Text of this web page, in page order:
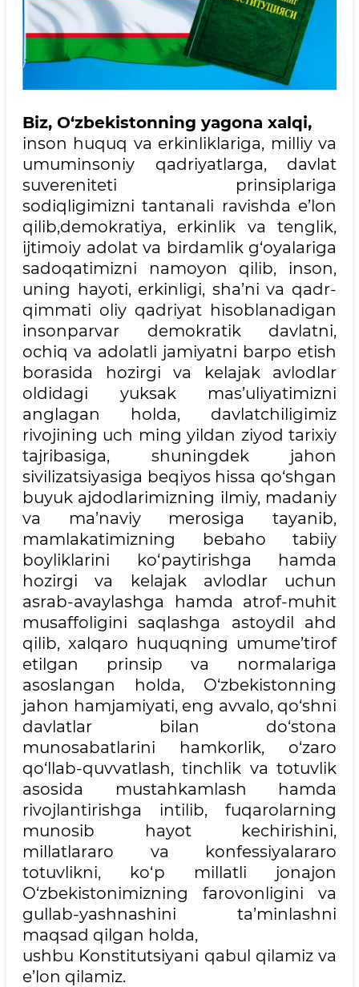
Biz, O‘zbekistonning yagona xalqi,
inson huquq va erkinliklariga, milliy va
umuminsoniy qadriyatlarga, davlat
suvereniteti prinsiplariga
sodiqligimizni tantanali ravishda e’lon
qilib,demokratiya, erkinlik va tenglik,
ijtimoiy adolat va birdamlik g‘oyalariga
sadoqatimizni namoyon qilib, inson,
uning hayoti, erkinligi, sha’ni va qadr-
qimmati oliy qadriyat hisoblanadigan
insonparvar demokratik davlatni,
ochiq va adolatli jamiyatni barpo etish
borasida hozirgi va kelajak avlodlar
oldidagi yuksak mas’uliyatimizni
anglagan holda, davlatchiligimiz
rivojining uch ming yildan ziyod tarixiy
tajribasiga, shuningdek jahon
sivilizatsiyasiga beqiyos hissa qo‘shgan
buyuk ajdodlarimizning ilmiy, madaniy
va ma’naviy merosiga tayanib,
mamlakatimizning bebaho tabiiy
boyliklarini ko‘paytirishga hamda
hozirgi va kelajak avlodlar uchun
asrab-avaylashga hamda atrof-muhit
musaffoligini saqlashga astoydil ahd
qilib, xalqaro huquqning umume’tirof
etilgan prinsip va normalariga
asoslangan holda, O‘zbekistonning
jahon hamjamiyati, eng avvalo, qo‘shni
davlatlar bilan do‘stona
munosabatlarini hamkorlik, o‘zaro
qo‘llab-quvvatlash, tinchlik va totuvlik
asosida mustahkamlash hamda
rivojlantirishga intilib, fuqarolarning
munosib hayot kechirishini,
millatlararo va konfessiyalararo
totuvlikni, ko‘p millatli jonajon
O‘zbekistonimizning farovonligini va
gullab-yashnashini ta’minlashni
maqsad qilgan holda,
ushbu Konstitutsiyani qabul qilamiz va
e’lon qilamiz.